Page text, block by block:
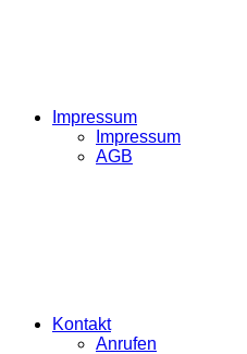
Impressum
Impressum
AGB
Kontakt
Anrufen